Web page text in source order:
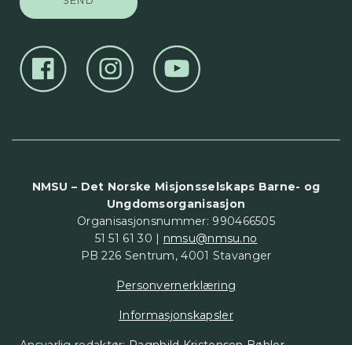
NMSU – Det Norske Misjonsselskaps Barne- og
Ungdomsorganisasjon
Organisasjonsnummer: 990466505
51 51 61 30 | nmsu@nmsu.no
PB 226 Sentrum, 4001 Stavanger
Personvernerklæring
Informasjonskapsler